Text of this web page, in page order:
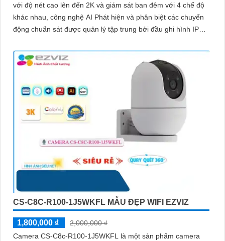
với độ nét cao lên đến 2K và giám sát ban đêm với 4 chế độ
khác nhau, công nghệ AI Phát hiện và phân biệt các chuyển
động chuẩn sát được quản lý tập trung bởi đầu ghi hình IP
CS-C8C-R100-1J5WKFL MẪU ĐẸP WIFI EZVIZ
1,800,000 ₫
2,000,000 ₫
Camera CS-C8c-R100-1J5WKFL là một sản phẩm camera